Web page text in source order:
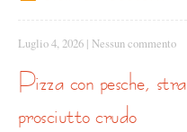
Luglio 4, 2026 | Nessun commento
pizza con pesche, stracciatella, rucola e
prosciutto crudo